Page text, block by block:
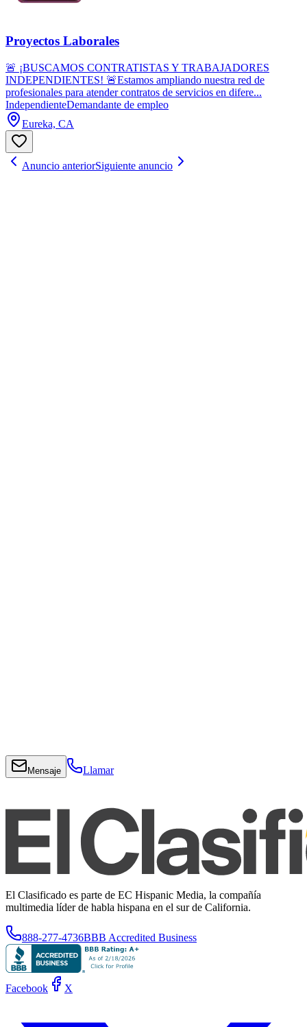
Proyectos Laborales
🚨 ¡BUSCAMOS CONTRATISTAS Y TRABAJADORES
INDEPENDIENTES! 🚨Estamos ampliando nuestra red de
profesionales para atender contratos de servicios en difere...
IndependienteDemandante de empleo
Eureka, CA
Anuncio anteriorSiguiente anuncio
Mensaje Llamar
El Clasificado es parte de EC Hispanic Media, la compañía
multimedia líder de habla hispana en el sur de California.
888-277-4736BBB Accredited Business
Facebook X